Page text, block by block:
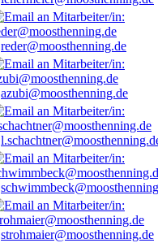
reder@moosthenning.de
azubi@moosthenning.de
strohmaier@moosthenning.de